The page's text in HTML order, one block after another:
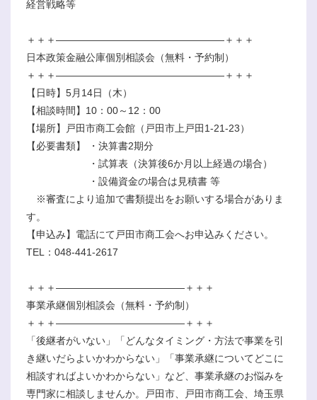
経営戦略等
＋＋＋―――――――――――――――――＋＋＋
日本政策金融公庫個別相談会（無料・予約制）
＋＋＋―――――――――――――――――＋＋＋
【日時】5月14日（木）
【相談時間】10：00～12：00
【場所】戸田市商工会館（戸田市上戸田1-21-23）
【必要書類】 ・決算書2期分
・試算表（決算後6か月以上経過の場合）
・設備資金の場合は見積書 等
※審査により追加で書類提出をお願いする場合がありま
す。
【申込み】電話にて戸田市商工会へお申込みください。
TEL：048-441-2617
＋＋＋―――――――――――――＋＋＋
事業承継個別相談会（無料・予約制）
＋＋＋―――――――――――――＋＋＋
「後継者がいない」「どんなタイミング・方法で事業を引
き継いだらよいかわからない」「事業承継についてどこに
相談すればよいかわからない」など、事業承継のお悩みを
専門家に相談しませんか。戸田市、戸田市商工会、埼玉県